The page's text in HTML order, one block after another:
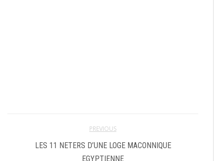
PREVIOUS
LES 11 NETERS D’UNE LOGE MACONNIQUE
EGYPTIENNE